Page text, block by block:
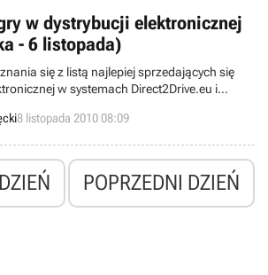
w dystrybucji elektronicznej
- 6 listopada)
się z listą najlepiej sprzedających się
w systemach Direct2Drive.eu i
okres od 31 października do 6 listopada.
8 listopada 2010 08:09
POPRZEDNI DZIEŃ